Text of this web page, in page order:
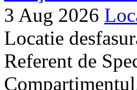
3 Aug 2026
Locatie
Referent de